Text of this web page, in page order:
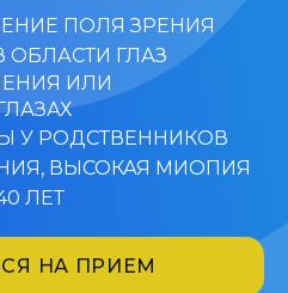
ПОЛЯ ЗРЕНИЯ
ОБЛАСТИ ГЛАЗ
ИЛИ
У РОДСТВЕННИКОВ
ВЫСОКАЯ МИОПИЯ
ЛЕТ
НА ПРИЕМ